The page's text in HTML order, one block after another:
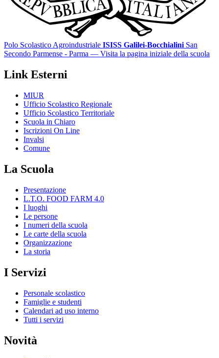
Polo Scolastico Agroindustriale ISISS Galilei-Bocchialini San
Secondo Parmense - Parma — Visita la pagina iniziale della scuola
Link Esterni
MIUR
Ufficio Scolastico Regionale
Ufficio Scolastico Territoriale
Scuola in Chiaro
Iscrizioni On Line
Invalsi
Comune
La Scuola
Presentazione
L.T.O. FOOD FARM 4.0
I luoghi
Le persone
I numeri della scuola
Le carte della scuola
Organizzazione
La storia
I Servizi
Personale scolastico
Famiglie e studenti
Calendari ad uso interno
Tutti i servizi
Novità